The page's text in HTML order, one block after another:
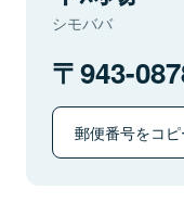
シモババ
943-
郵便番号をコ